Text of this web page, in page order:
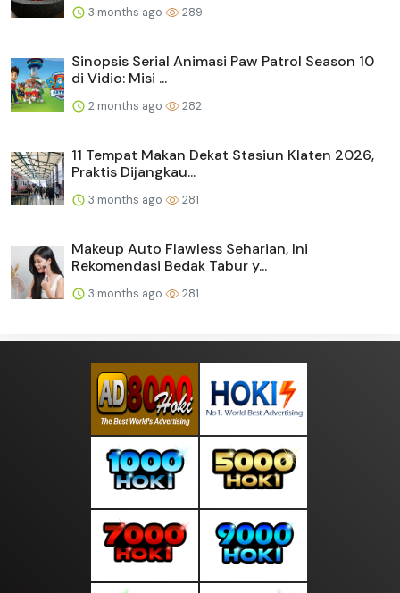
3 months ago 289
Sinopsis Serial Animasi Paw Patrol Season 10
di Vidio: Misi ...
2 months ago 282
11 Tempat Makan Dekat Stasiun Klaten 2026,
Praktis Dijangkau...
3 months ago 281
Makeup Auto Flawless Seharian, Ini
Rekomendasi Bedak Tabur y...
3 months ago 281